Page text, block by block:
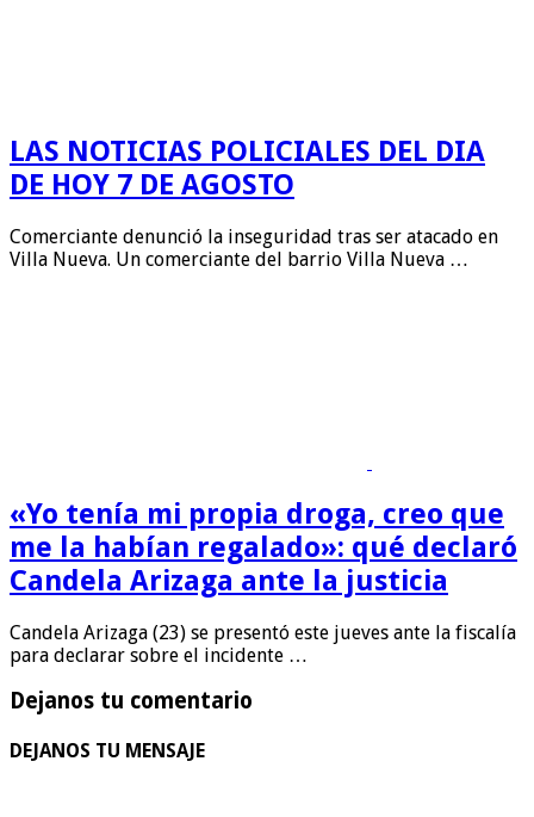
LAS NOTICIAS POLICIALES DEL DIA
DE HOY 7 DE AGOSTO
Comerciante denunció la inseguridad tras ser atacado en
Villa Nueva. Un comerciante del barrio Villa Nueva …
«Yo tenía mi propia droga, creo que
me la habían regalado»: qué declaró
Candela Arizaga ante la justicia
Candela Arizaga (23) se presentó este jueves ante la fiscalía
para declarar sobre el incidente …
Dejanos tu comentario
DEJANOS TU MENSAJE